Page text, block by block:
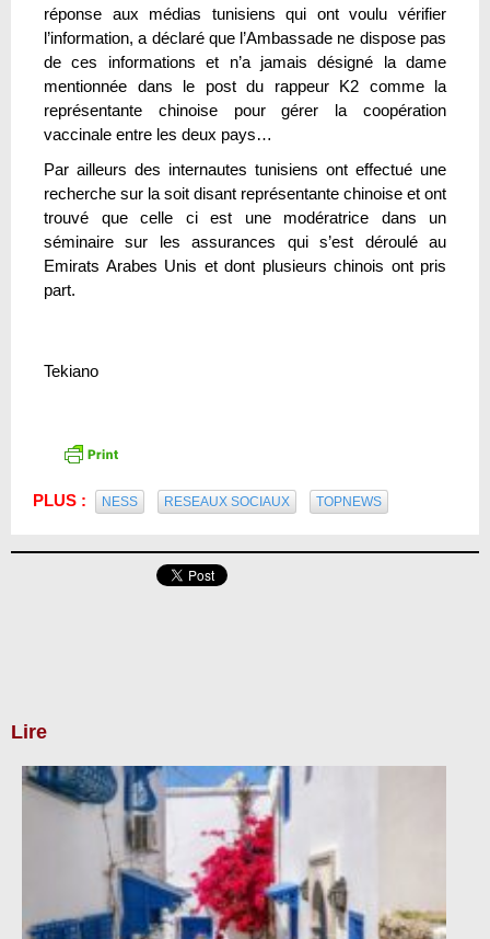
réponse aux médias tunisiens qui ont voulu vérifier
l’information, a déclaré que l’Ambassade ne dispose pas
de ces informations et n’a jamais désigné la dame
mentionnée dans le post du rappeur K2 comme la
représentante chinoise pour gérer la coopération
vaccinale entre les deux pays…
Par ailleurs des internautes tunisiens ont effectué une
recherche sur la soit disant représentante chinoise et ont
trouvé que celle ci est une modératrice dans un
séminaire sur les assurances qui s’est déroulé au
Emirats Arabes Unis et dont plusieurs chinois ont pris
part.
Tekiano
PLUS : NESS RESEAUX SOCIAUX TOPNEWS
Lire